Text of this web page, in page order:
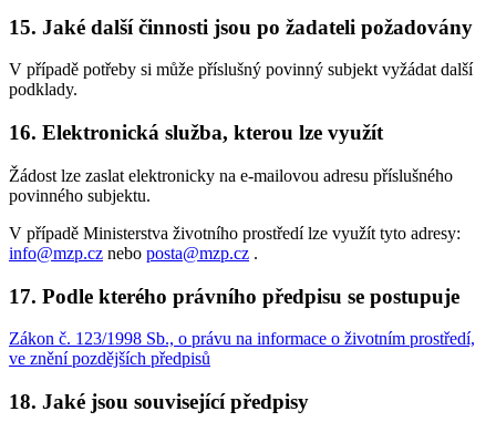
15. Jaké další činnosti jsou po žadateli požadovány
V případě potřeby si může příslušný povinný subjekt vyžádat další
podklady.
16. Elektronická služba, kterou lze využít
Žádost lze zaslat elektronicky na e-mailovou adresu příslušného
povinného subjektu.
V případě Ministerstva životního prostředí lze využít tyto adresy:
info@mzp.cz nebo posta@mzp.cz .
17. Podle kterého právního předpisu se postupuje
Zákon č. 123/1998 Sb., o právu na informace o životním prostředí,
ve znění pozdějších předpisů
18. Jaké jsou související předpisy